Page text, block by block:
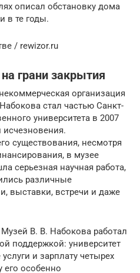
описал обстановку дома
в те годы.
/ rewizor.ru
грани закрытия
организация
стал частью Санкт-
университета в 2007
исчезновения.
существования, несмотря
в музее
серьезная научная работа,
различные
выставки, встречи и даже
В. В. Набокова работал
поддержкой: университет
и зарплату четырех
его особенно